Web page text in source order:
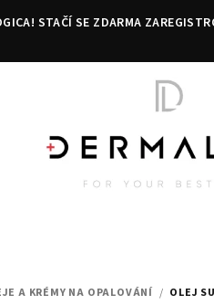
STAČÍ SE ZDARMA
A KRÉMY NA OPALOVÁNÍ / OLEJ